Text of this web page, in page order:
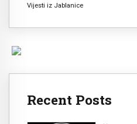
Vijesti iz Jablanice
Recent Posts